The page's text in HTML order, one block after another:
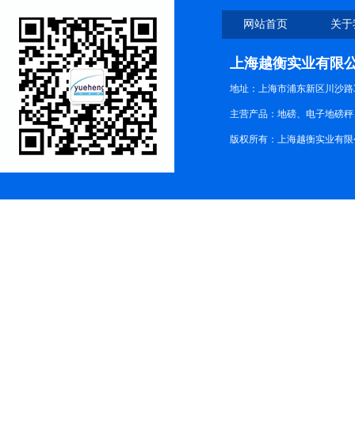
网站首页 关
上海越衡实业有限
地址：上海市浦东新区川沙路
主营产品：地磅、电子地磅
版权所有：上海越衡实业有